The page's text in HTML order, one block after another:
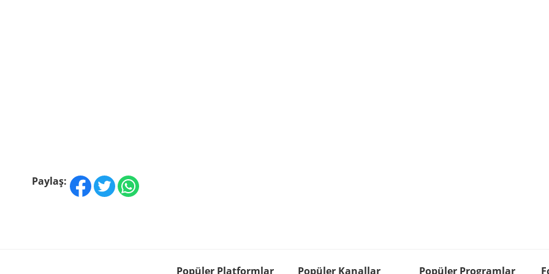
Paylaş:
Popüler Platformlar Popüler Kanallar Popüler Programlar